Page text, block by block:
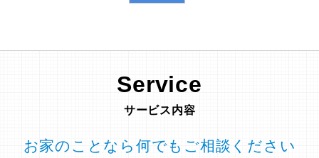
Service
サービス内容
お家のことなら何でもご相談ください